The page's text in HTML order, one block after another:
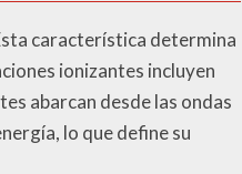
característica determina
ionizantes incluyen
abarcan desde las ondas
lo que define su